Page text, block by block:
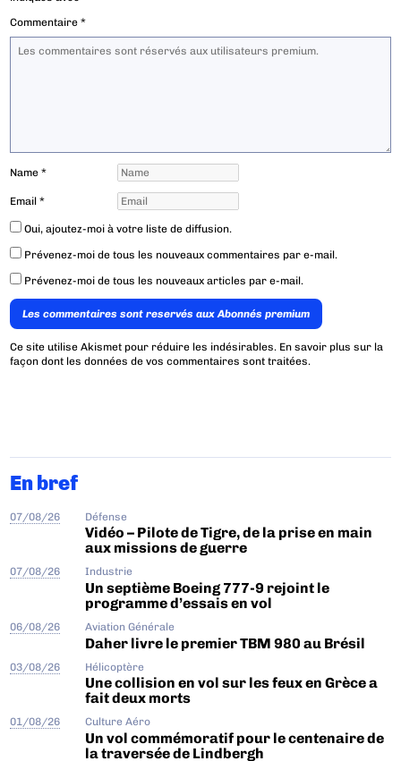
Commentaire*
Name*
Email*
Oui, ajoutez-moi à votre liste de diffusion.
Prévenez-moi de tous les nouveaux commentaires par e-mail.
Prévenez-moi de tous les nouveaux articles par e-mail.
Les commentaires sont reservés aux Abonnés premium
Ce site utilise Akismet pour réduire les indésirables. En savoir plus sur la
façon dont les données de vos commentaires sont traitées.
En bref
07/08/26 Défense
Vidéo – Pilote de Tigre, de la prise en main
aux missions de guerre
07/08/26 Industrie
Un septième Boeing 777-9 rejoint le
programme d’essais en vol
06/08/26 Aviation Générale
Daher livre le premier TBM 980 au Brésil
03/08/26 Hélicoptère
Une collision en vol sur les feux en Grèce a
fait deux morts
01/08/26 Culture Aéro
Un vol commémoratif pour le centenaire de
la traversée de Lindbergh